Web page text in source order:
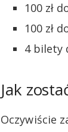
100 zł
100 zł
4 bilety
Jak
Oczywiście